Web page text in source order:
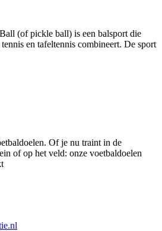
(of pickle ball) is een balsport die
en tafeltennis combineert. De sport
Of je nu traint in de
of op het veld: onze voetbaldoelen